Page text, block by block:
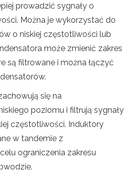
prowadzić sygnały o
Można je wykorzystać do
o niskiej częstotliwości lub
może zmienić zakres
są filtrowane i można łączyć
się na
poziomu i filtrują sygnały
częstotliwości. Induktory
w tandemie z
ograniczenia zakresu